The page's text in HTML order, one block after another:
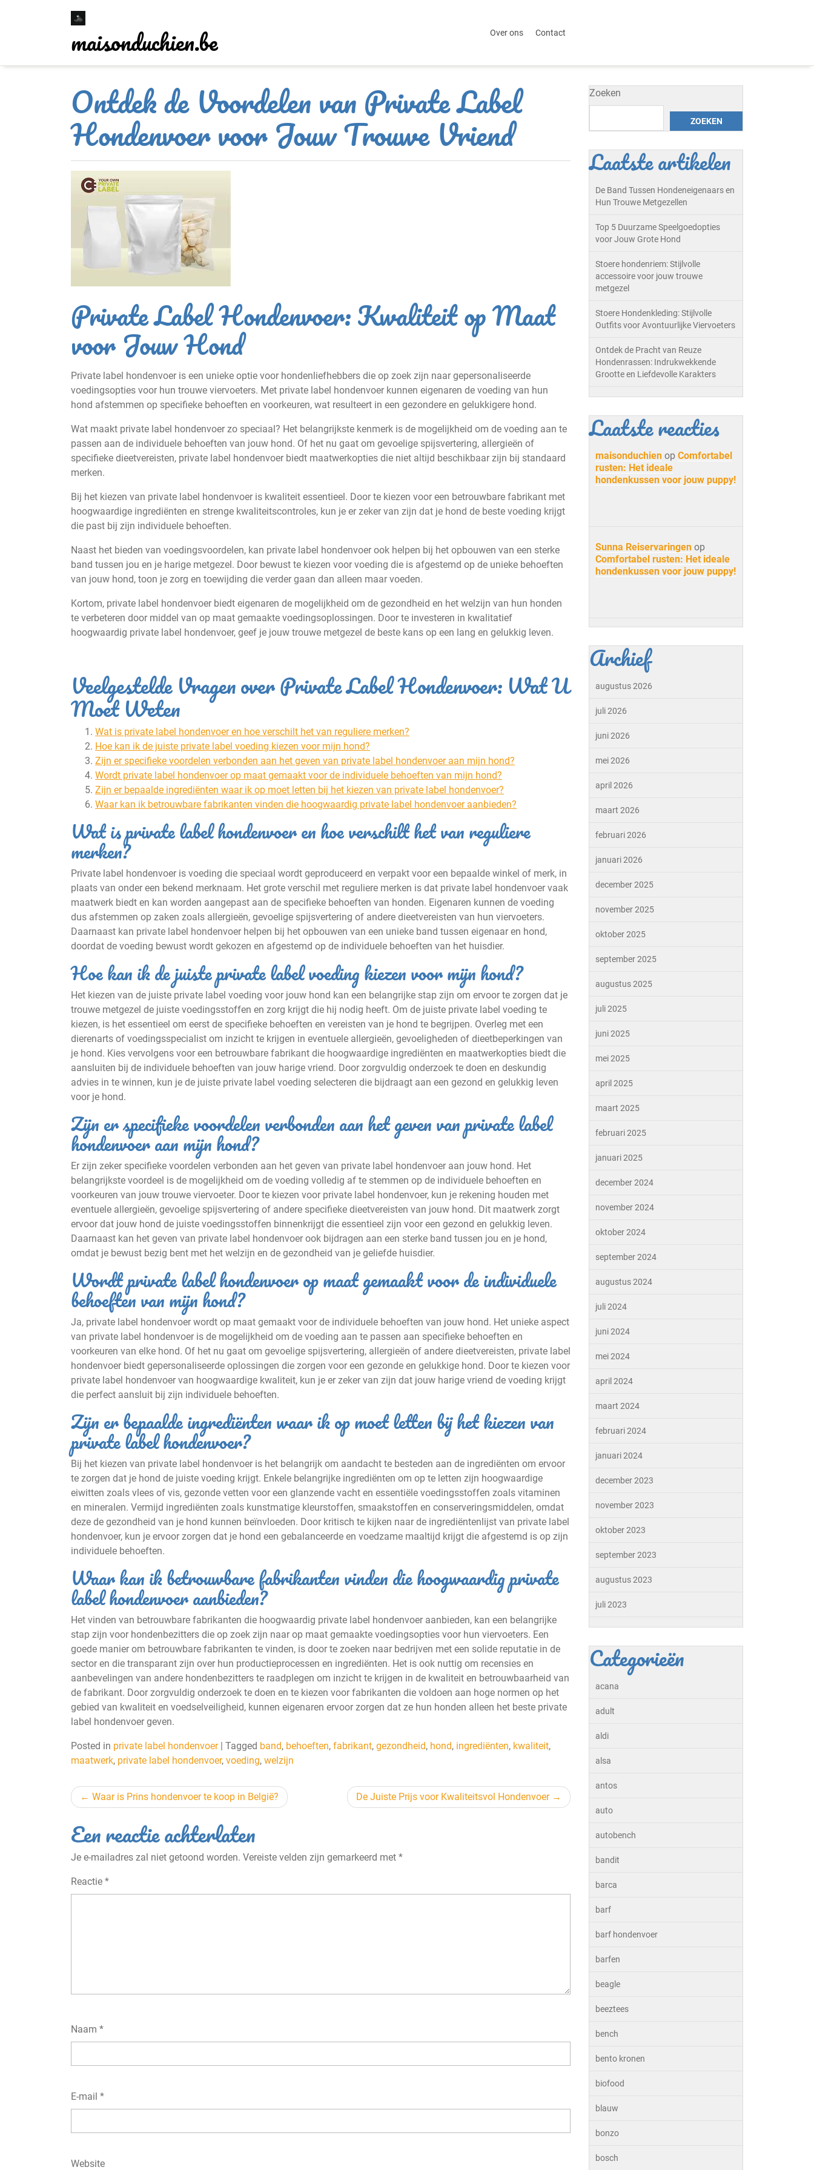
maisonduchien.be Over ons Contact
Ontdek de Voordelen van Private Label
Hondenvoer voor Jouw Trouwe Vriend
Private Label Hondenvoer: Kwaliteit op Maat
voor Jouw Hond
Private label hondenvoer is een unieke optie voor hondenliefhebbers die op zoek zijn naar gepersonaliseerde
voedingsopties voor hun trouwe viervoeters. Met private label hondenvoer kunnen eigenaren de voeding van hun
hond afstemmen op specifieke behoeften en voorkeuren, wat resulteert in een gezondere en gelukkigere hond.
Wat maakt private label hondenvoer zo speciaal? Het belangrijkste kenmerk is de mogelijkheid om de voeding aan te
passen aan de individuele behoeften van jouw hond. Of het nu gaat om gevoelige spijsvertering, allergieën of
specifieke dieetvereisten, private label hondenvoer biedt maatwerkopties die niet altijd beschikbaar zijn bij standaard
merken.
Bij het kiezen van private label hondenvoer is kwaliteit essentieel. Door te kiezen voor een betrouwbare fabrikant met
hoogwaardige ingrediënten en strenge kwaliteitscontroles, kun je er zeker van zijn dat je hond de beste voeding krijgt
die past bij zijn individuele behoeften.
Naast het bieden van voedingsvoordelen, kan private label hondenvoer ook helpen bij het opbouwen van een sterke
band tussen jou en je harige metgezel. Door bewust te kiezen voor voeding die is afgestemd op de unieke behoeften
van jouw hond, toon je zorg en toewijding die verder gaan dan alleen maar voeden.
Kortom, private label hondenvoer biedt eigenaren de mogelijkheid om de gezondheid en het welzijn van hun honden
te verbeteren door middel van op maat gemaakte voedingsoplossingen. Door te investeren in kwalitatief
hoogwaardig private label hondenvoer, geef je jouw trouwe metgezel de beste kans op een lang en gelukkig leven.
Veelgestelde Vragen over Private Label Hondenvoer: Wat U
Moet Weten
Wat is private label hondenvoer en hoe verschilt het van reguliere merken?
Hoe kan ik de juiste private label voeding kiezen voor mijn hond?
Zijn er specifieke voordelen verbonden aan het geven van private label hondenvoer aan mijn hond?
Wordt private label hondenvoer op maat gemaakt voor de individuele behoeften van mijn hond?
Zijn er bepaalde ingrediënten waar ik op moet letten bij het kiezen van private label hondenvoer?
Waar kan ik betrouwbare fabrikanten vinden die hoogwaardig private label hondenvoer aanbieden?
Wat is private label hondenvoer en hoe verschilt het van reguliere
merken?
Private label hondenvoer is voeding die speciaal wordt geproduceerd en verpakt voor een bepaalde winkel of merk, in
plaats van onder een bekend merknaam. Het grote verschil met reguliere merken is dat private label hondenvoer vaak
maatwerk biedt en kan worden aangepast aan de specifieke behoeften van honden. Eigenaren kunnen de voeding
dus afstemmen op zaken zoals allergieën, gevoelige spijsvertering of andere dieetvereisten van hun viervoeters.
Daarnaast kan private label hondenvoer helpen bij het opbouwen van een unieke band tussen eigenaar en hond,
doordat de voeding bewust wordt gekozen en afgestemd op de individuele behoeften van het huisdier.
Hoe kan ik de juiste private label voeding kiezen voor mijn hond?
Het kiezen van de juiste private label voeding voor jouw hond kan een belangrijke stap zijn om ervoor te zorgen dat je
trouwe metgezel de juiste voedingsstoffen en zorg krijgt die hij nodig heeft. Om de juiste private label voeding te
kiezen, is het essentieel om eerst de specifieke behoeften en vereisten van je hond te begrijpen. Overleg met een
dierenarts of voedingsspecialist om inzicht te krijgen in eventuele allergieën, gevoeligheden of dieetbeperkingen van
je hond. Kies vervolgens voor een betrouwbare fabrikant die hoogwaardige ingrediënten en maatwerkopties biedt die
aansluiten bij de individuele behoeften van jouw harige vriend. Door zorgvuldig onderzoek te doen en deskundig
advies in te winnen, kun je de juiste private label voeding selecteren die bijdraagt aan een gezond en gelukkig leven
voor je hond.
Zijn er specifieke voordelen verbonden aan het geven van private label
hondenvoer aan mijn hond?
Er zijn zeker specifieke voordelen verbonden aan het geven van private label hondenvoer aan jouw hond. Het
belangrijkste voordeel is de mogelijkheid om de voeding volledig af te stemmen op de individuele behoeften en
voorkeuren van jouw trouwe viervoeter. Door te kiezen voor private label hondenvoer, kun je rekening houden met
eventuele allergieën, gevoelige spijsvertering of andere specifieke dieetvereisten van jouw hond. Dit maatwerk zorgt
ervoor dat jouw hond de juiste voedingsstoffen binnenkrijgt die essentieel zijn voor een gezond en gelukkig leven.
Daarnaast kan het geven van private label hondenvoer ook bijdragen aan een sterke band tussen jou en je hond,
omdat je bewust bezig bent met het welzijn en de gezondheid van je geliefde huisdier.
Wordt private label hondenvoer op maat gemaakt voor de individuele
behoeften van mijn hond?
Ja, private label hondenvoer wordt op maat gemaakt voor de individuele behoeften van jouw hond. Het unieke aspect
van private label hondenvoer is de mogelijkheid om de voeding aan te passen aan specifieke behoeften en
voorkeuren van elke hond. Of het nu gaat om gevoelige spijsvertering, allergieën of andere dieetvereisten, private label
hondenvoer biedt gepersonaliseerde oplossingen die zorgen voor een gezonde en gelukkige hond. Door te kiezen voor
private label hondenvoer van hoogwaardige kwaliteit, kun je er zeker van zijn dat jouw harige vriend de voeding krijgt
die perfect aansluit bij zijn individuele behoeften.
Zijn er bepaalde ingrediënten waar ik op moet letten bij het kiezen van
private label hondenvoer?
Bij het kiezen van private label hondenvoer is het belangrijk om aandacht te besteden aan de ingrediënten om ervoor
te zorgen dat je hond de juiste voeding krijgt. Enkele belangrijke ingrediënten om op te letten zijn hoogwaardige
eiwitten zoals vlees of vis, gezonde vetten voor een glanzende vacht en essentiële voedingsstoffen zoals vitaminen
en mineralen. Vermijd ingrediënten zoals kunstmatige kleurstoffen, smaakstoffen en conserveringsmiddelen, omdat
deze de gezondheid van je hond kunnen beïnvloeden. Door kritisch te kijken naar de ingrediëntenlijst van private label
hondenvoer, kun je ervoor zorgen dat je hond een gebalanceerde en voedzame maaltijd krijgt die afgestemd is op zijn
individuele behoeften.
Waar kan ik betrouwbare fabrikanten vinden die hoogwaardig private
label hondenvoer aanbieden?
Het vinden van betrouwbare fabrikanten die hoogwaardig private label hondenvoer aanbieden, kan een belangrijke
stap zijn voor hondenbezitters die op zoek zijn naar op maat gemaakte voedingsopties voor hun viervoeters. Een
goede manier om betrouwbare fabrikanten te vinden, is door te zoeken naar bedrijven met een solide reputatie in de
sector en die transparant zijn over hun productieprocessen en ingrediënten. Het is ook nuttig om recensies en
aanbevelingen van andere hondenbezitters te raadplegen om inzicht te krijgen in de kwaliteit en betrouwbaarheid van
de fabrikant. Door zorgvuldig onderzoek te doen en te kiezen voor fabrikanten die voldoen aan hoge normen op het
gebied van kwaliteit en voedselveiligheid, kunnen eigenaren ervoor zorgen dat ze hun honden alleen het beste private
label hondenvoer geven.
Posted in private label hondenvoer| Tagged band, behoeften, fabrikant, gezondheid, hond, ingrediënten, kwaliteit,
maatwerk, private label hondenvoer, voeding, welzijn
Berichtnavigatie
Waar is Prins hondenvoer te koop in België? De Juiste Prijs voor Kwaliteitsvol Hondenvoer
Een reactie achterlaten
Je e-mailadres zal niet getoond worden. Vereiste velden zijn gemarkeerd met *
Reactie *
Naam *
E-mail *
Website
Zoeken
ZOEKEN
Laatste artikelen
De Band Tussen Hondeneigenaars en
Hun Trouwe Metgezellen
Top 5 Duurzame Speelgoedopties
voor Jouw Grote Hond
Stoere hondenriem: Stijlvolle
accessoire voor jouw trouwe
metgezel
Stoere Hondenkleding: Stijlvolle
Outfits voor Avontuurlijke Viervoeters
Ontdek de Pracht van Reuze
Hondenrassen: Indrukwekkende
Grootte en Liefdevolle Karakters
Laatste reacties
maisonduchien op Comfortabel
rusten: Het ideale
hondenkussen voor jouw puppy!
Sunna Reiservaringen op
Comfortabel rusten: Het ideale
hondenkussen voor jouw puppy!
Archief
augustus 2026
juli 2026
juni 2026
mei 2026
april 2026
maart 2026
februari 2026
januari 2026
december 2025
november 2025
oktober 2025
september 2025
augustus 2025
juli 2025
juni 2025
mei 2025
april 2025
maart 2025
februari 2025
januari 2025
december 2024
november 2024
oktober 2024
september 2024
augustus 2024
juli 2024
juni 2024
mei 2024
april 2024
maart 2024
februari 2024
januari 2024
december 2023
november 2023
oktober 2023
september 2023
augustus 2023
juli 2023
Categorieën
acana
adult
aldi
alsa
antos
auto
autobench
bandit
barca
barf
barf hondenvoer
barfen
beagle
beeztees
bench
bento kronen
biofood
blauw
bonzo
bosch